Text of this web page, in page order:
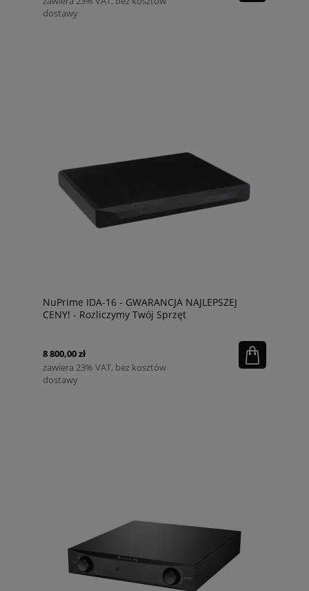
dostawy
NuPrime IDA-16 - GWARANCJA NAJLEPSZEJ
CENY! - Rozliczymy Twój Sprzęt
8 800,00 zł
zawiera 23% VAT, bez kosztów
dostawy